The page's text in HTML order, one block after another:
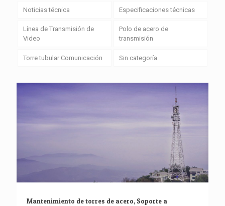
Noticias técnica Especificaciones técnicas
Línea de Transmisión de
Video
Polo de acero de
transmisión
Torre tubular Comunicación Sin categoría
Mantenimiento de torres de acero, Soporte a